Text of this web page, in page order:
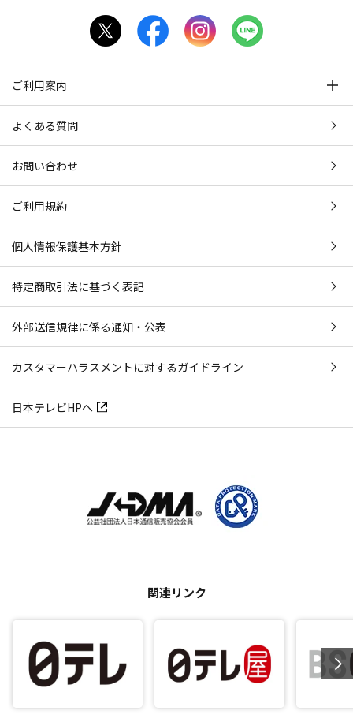
ご利用案内
よくある質問
お問い合わせ
ご利用規約
個人情報保護基本方針
特定商取引法に基づく表記
外部送信規律に係る通知・公表
カスタマーハラスメントに対するガイドライン
日本テレビHPへ
関連リンク